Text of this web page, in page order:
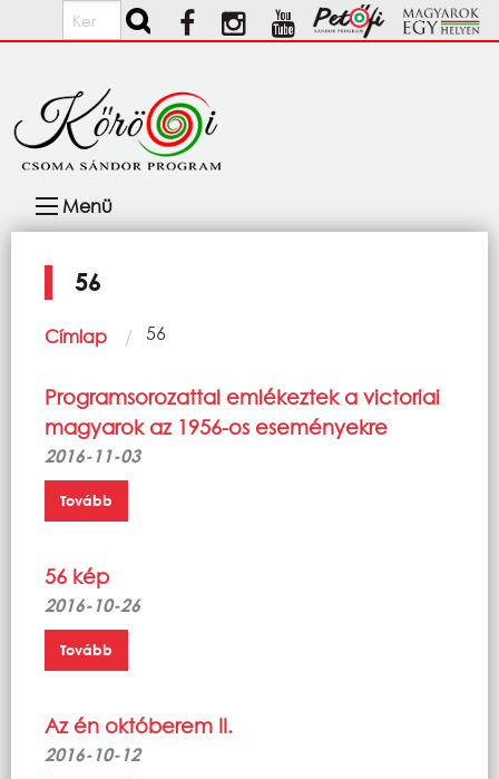
Ugrás a tartalomra
Keresés
navigáció
Menü
56
Morzsa
Címlap Current:
56
Programsorozattal emlékeztek a victoriai
magyarok az 1956-os eseményekre
2016-11-03
Tovább
56 kép
2016-10-26
Tovább
Az én októberem II.
2016-10-12